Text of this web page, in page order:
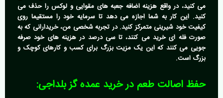
می کنید، در واقع هزینه اضافه جعبه های مقوایی و لوکس را حذف می
کنید. این کار به شما اجازه می دهد تا سرمایه خود را مستقیما روی
کیفیت خود شیرینی متمرکز کنید. در تجربه شخصی من، خریدارانی که به
صورت فله ای خرید می کنند، تا سی درصد در هزینه های خود صرفه
جویی می کنند که این یک مزیت بزرگ برای کسب و کارهای کوچک و
بزرگ است.
حفظ اصالت طعم در خرید عمده گز بلداجی: